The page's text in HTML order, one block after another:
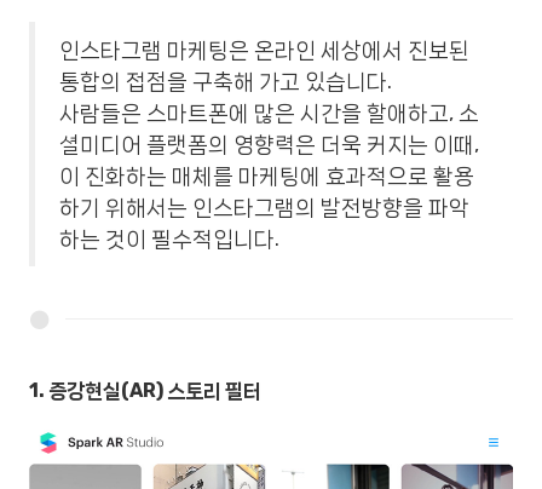
인스타그램 마케팅은 온라인 세상에서 진보된
통합의 접점을 구축해 가고 있습니다.
사람들은 스마트폰에 많은 시간을 할애하고, 소
셜미디어 플랫폼의 영향력은 더욱 커지는 이때,
이 진화하는 매체를 마케팅에 효과적으로 활용
하기 위해서는 인스타그램의 발전방향을 파악
하는 것이 필수적입니다.
1. 증강현실(AR) 스토리 필터